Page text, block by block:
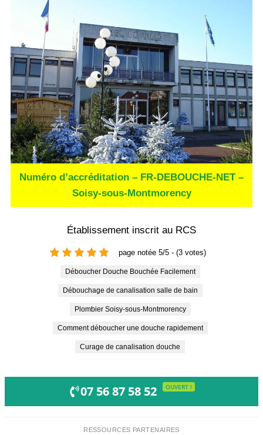
Numéro d’accréditation – FR-DEBOUCHE-NET –
Soisy-sous-Montmorency
Établissement inscrit au RCS
page notée 5/5 - (3 votes)
Déboucher Douche Bouchée Facilement
Débouchage de canalisation salle de bain
Plombier Soisy-sous-Montmorency
Comment déboucher une douche rapidement
Curage de canalisation douche
07 56 87 58 52 OUVERT !
RESSOURCES PARTENAIRES